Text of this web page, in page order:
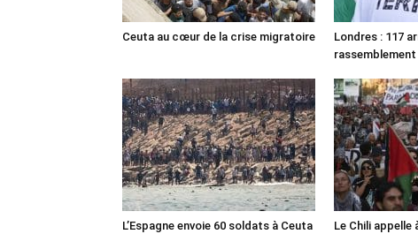
Ceuta au cœur de la crise migratoire
Londres : 117
rassemblement
L’Espagne envoie 60 soldats à Ceuta
Le Chili appelle